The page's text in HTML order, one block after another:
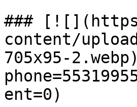
###
content/
705x95-
ent=0)